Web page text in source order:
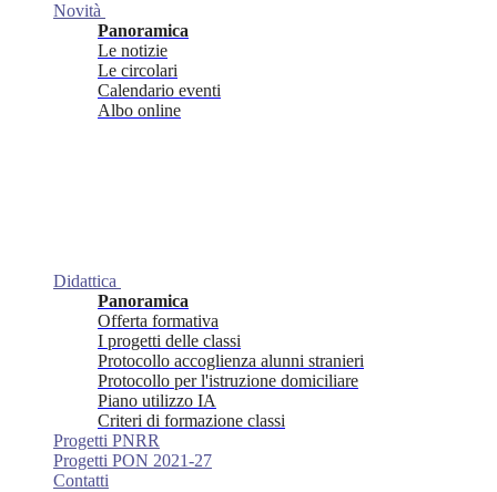
Novità
Panoramica
Le notizie
Le circolari
Calendario eventi
Albo online
Didattica
Panoramica
Offerta formativa
I progetti delle classi
Protocollo accoglienza alunni stranieri
Protocollo per l'istruzione domiciliare
Piano utilizzo IA
Criteri di formazione classi
Progetti PNRR
Progetti PON 2021-27
Contatti